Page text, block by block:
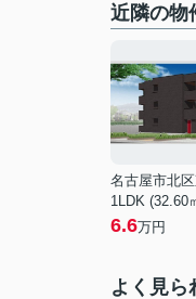
近隣の物
1LDK (32.60
6.6万円
よく見ら